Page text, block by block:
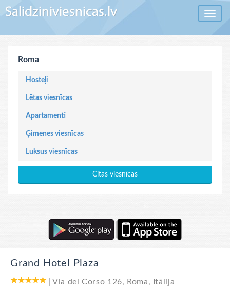
Toggle
Roma
Hosteļi
Lētas viesnīcas
Apartamenti
Ģimenes viesnīcas
Luksus viesnīcas
Citas viesnīcas
Grand Hotel Plaza
|Via del Corso 126, Roma, Itālija